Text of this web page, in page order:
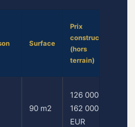
Surface
Prix
construction
(hors
terrain)
90 m2
126 000 –
162 000
EUR